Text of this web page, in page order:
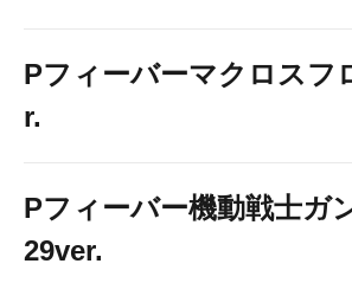
Pフィーバーマクロス
r.
Pフィーバー機動戦士ガ
29ver.